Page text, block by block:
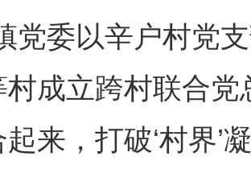
委以辛户村党支
村成立跨村联合
来，打破‘村界’